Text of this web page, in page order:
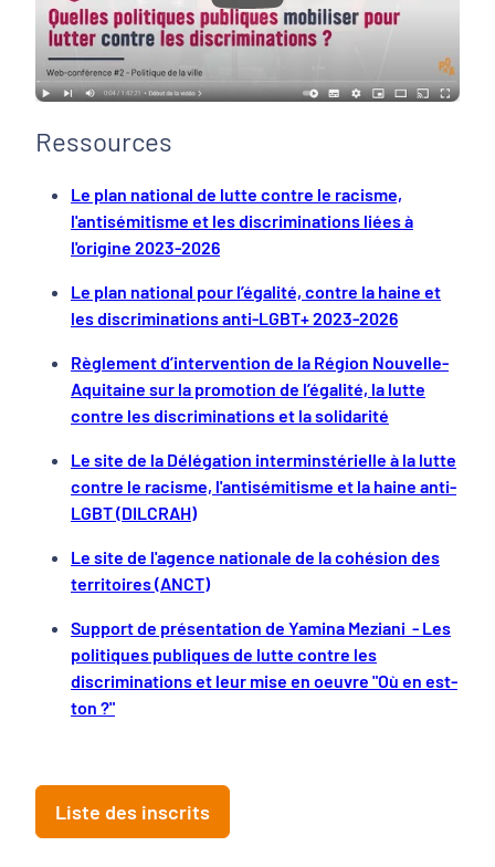
Ressources
Le plan national de lutte contre le racisme,
l'antisémitisme et les discriminations liées à
l'origine 2023-2026
Le plan national pour l’égalité, contre la haine et
les discriminations anti-LGBT+ 2023-2026
Règlement d’intervention de la Région Nouvelle-
Aquitaine sur la promotion de l’égalité, la lutte
contre les discriminations et la solidarité
Le site de la Délégation interminstérielle à la lutte
contre le racisme, l'antisémitisme et la haine anti-
LGBT (DILCRAH)
Le site de l'agence nationale de la cohésion des
territoires (ANCT)
Support de présentation de Yamina Meziani - Les
politiques publiques de lutte contre les
discriminations et leur mise en oeuvre "Où en est-
ton ?"
Liste des inscrits